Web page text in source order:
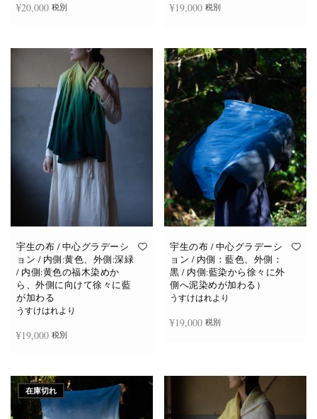
¥20,000 税別 ¥19,000 税別
宇生の布 / 中心グラデーシ
ョン / 内側:黄色、外側:深緑
/ 内側:黄色の福木染めか
ら、外側に向けて徐々に藍
が加わる
うすけはれより
¥19,000 税別
宇生の布 / 中心グラデーシ
ョン / 内側：藍色、外側：
黒 / 内側:藍染から徐々に外
側へ泥染めが加わる）
うすけはれより
¥19,000 税別
在庫切れ